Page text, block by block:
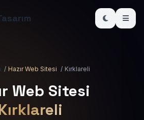
/ Hazır Web Sitesi / Kırklareli
Web Sitesi